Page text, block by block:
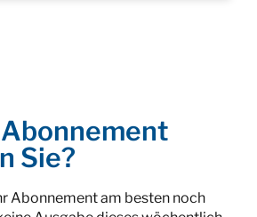
Sie?
Abonnement am besten noch